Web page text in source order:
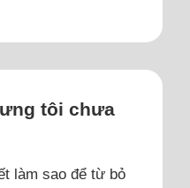
tôi chưa
làm sao để từ bỏ